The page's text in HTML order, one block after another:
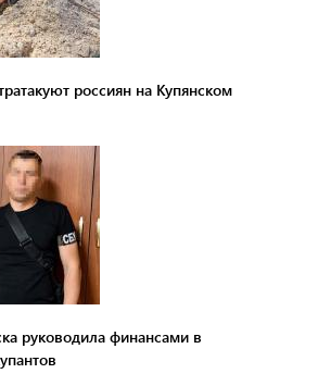
россиян на Купянском
руководила финансами в